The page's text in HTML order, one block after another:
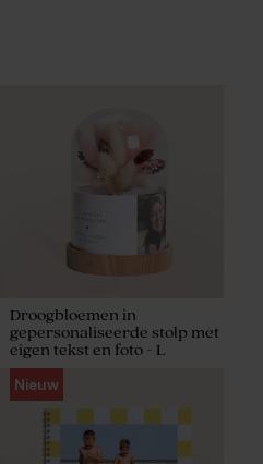
Droogbloemen in
gepersonaliseerde stolp met
eigen tekst en foto - L
Nieuw